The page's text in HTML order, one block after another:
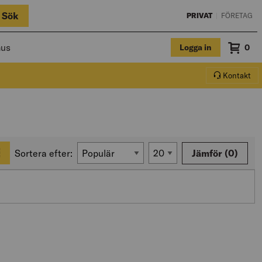
Sök PRIVAT FÖRETAG
Logga in 0
Kontakt
Sortera efter: Jämför (0)